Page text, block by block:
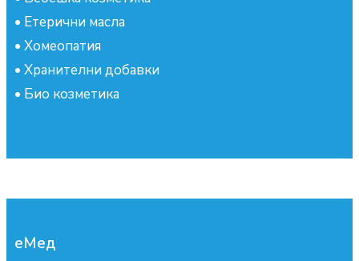
• Етерични масла
• Хомеопатия
• Хранителни добавки
• Био козметика
еМед